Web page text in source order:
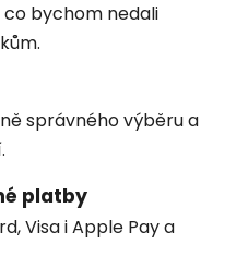
bychom nedali
správného výběru a
platby
Visa i Apple Pay a